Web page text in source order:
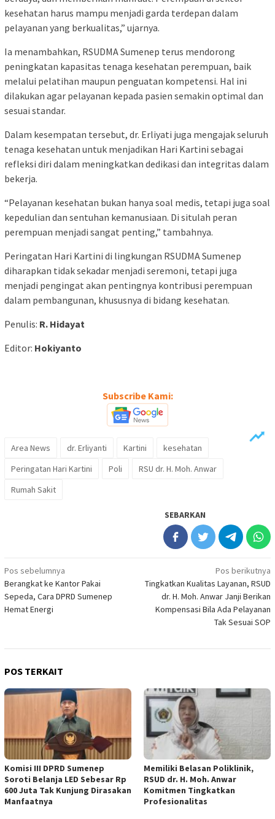
kesehatan harus mampu menjadi garda terdepan dalam
pelayanan yang berkualitas,” ujarnya.
Ia menambahkan, RSUDMA Sumenep terus mendorong
peningkatan kapasitas tenaga kesehatan perempuan, baik
melalui pelatihan maupun penguatan kompetensi. Hal ini
dilakukan agar pelayanan kepada pasien semakin optimal dan
sesuai standar.
Dalam kesempatan tersebut, dr. Erliyati juga mengajak seluruh
tenaga kesehatan untuk menjadikan Hari Kartini sebagai
refleksi diri dalam meningkatkan dedikasi dan integritas dalam
bekerja.
“Pelayanan kesehatan bukan hanya soal medis, tetapi juga soal
kepedulian dan sentuhan kemanusiaan. Di situlah peran
perempuan menjadi sangat penting,” tambahnya.
Peringatan Hari Kartini di lingkungan RSUDMA Sumenep
diharapkan tidak sekadar menjadi seremoni, tetapi juga
menjadi pengingat akan pentingnya kontribusi perempuan
dalam pembangunan, khususnya di bidang kesehatan.
Penulis: R. Hidayat
Editor: Hokiyanto
Subscribe Kami:
Area News dr. Erliyanti Kartini
kesehatan
Peringatan Hari Kartini
Poli
RSU dr. H. Moh. Anwar
Rumah Sakit
SEBARKAN
Navigasi
pos
Pos sebelumnya
Berangkat ke Kantor Pakai
Sepeda, Cara DPRD Sumenep
Hemat Energi
Pos berikutnya
Tingkatkan Kualitas Layanan, RSUD
dr. H. Moh. Anwar Janji Berikan
Kompensasi Bila Ada Pelayanan
Tak Sesuai SOP
POS TERKAIT
Komisi III DPRD Sumenep
Soroti Belanja LED Sebesar Rp
600 Juta Tak Kunjung Dirasakan
Manfaatnya
Memiliki Belasan Poliklinik,
RSUD dr. H. Moh. Anwar
Komitmen Tingkatkan
Profesionalitas